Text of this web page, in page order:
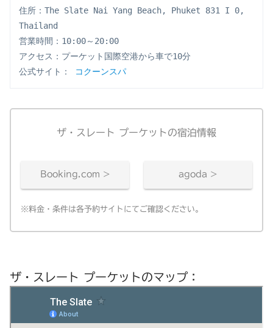
住所：The Slate Nai Yang Beach, Phuket 831 I 0,
Thailand
営業時間：10:00～20:00
アクセス：プーケット国際空港から車で10分
公式サイト：
コクーンスパ
ザ・スレート プーケットの宿泊情報
Booking.com > agoda >
※料金・条件は各予約サイトにてご確認ください。
ザ・スレート プーケットのマップ：